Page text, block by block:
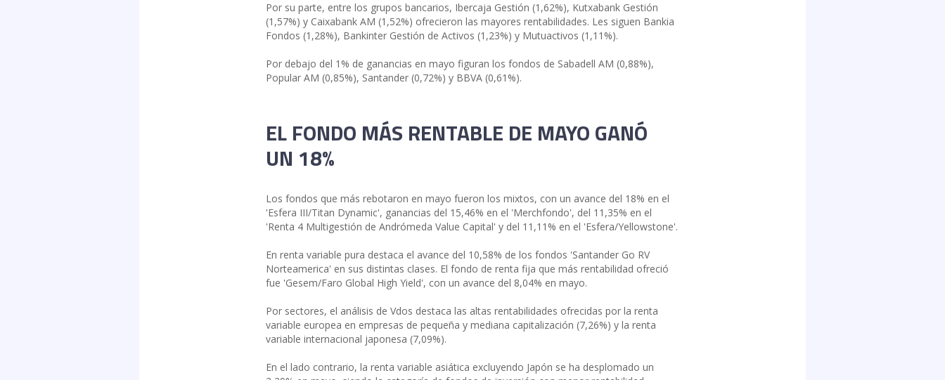
Por su parte, entre los grupos bancarios, Ibercaja Gestión (1,62%), Kutxabank Gestión
(1,57%) y Caixabank AM (1,52%) ofrecieron las mayores rentabilidades. Les siguen Bankia
Fondos (1,28%), Bankinter Gestión de Activos (1,23%) y Mutuactivos (1,11%).
Por debajo del 1% de ganancias en mayo figuran los fondos de Sabadell AM (0,88%),
Popular AM (0,85%), Santander (0,72%) y BBVA (0,61%).
EL FONDO MÁS RENTABLE DE MAYO GANÓ
UN 18%
Los fondos que más rebotaron en mayo fueron los mixtos, con un avance del 18% en el
'Esfera III/Titan Dynamic', ganancias del 15,46% en el 'Merchfondo', del 11,35% en el
'Renta 4 Multigestión de Andrómeda Value Capital' y del 11,11% en el 'Esfera/Yellowstone'.
En renta variable pura destaca el avance del 10,58% de los fondos 'Santander Go RV
Norteamerica' en sus distintas clases. El fondo de renta fija que más rentabilidad ofreció
fue 'Gesem/Faro Global High Yield', con un avance del 8,04% en mayo.
Por sectores, el análisis de Vdos destaca las altas rentabilidades ofrecidas por la renta
variable europea en empresas de pequeña y mediana capitalización (7,26%) y la renta
variable internacional japonesa (7,09%).
En el lado contrario, la renta variable asiática excluyendo Japón se ha desplomado un